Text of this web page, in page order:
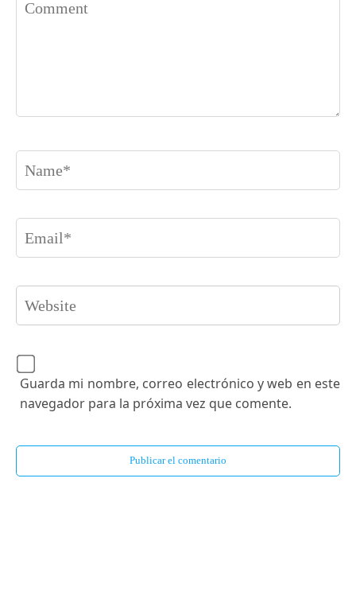
Guarda mi nombre, correo electrónico y web en este
navegador para la próxima vez que comente.